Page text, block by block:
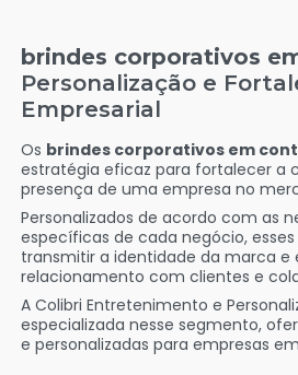
brindes corporativos
Personalização e
Empresarial
Os brindes corporativos em
estratégia eficaz para fortalecer a
presença de uma empresa no
Personalizados de acordo com as
específicas de cada negócio,
transmitir a identidade da marca e
relacionamento com clientes e
A Colibri Entretenimento e
especializada nesse segmento,
e personalizadas para empresas